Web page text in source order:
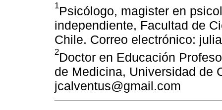
1Psicólogo, magister en
independiente, Facultad de
Chile. Correo electrónico:
2Doctor en Educación
de Medicina, Universidad de
jcalventus@gmail.com